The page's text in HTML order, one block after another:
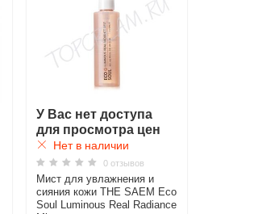
У Вас нет доступа
для просмотра цен
Нет в наличии
0 отзывов
Мист для увлажнения и
сияния кожи THE SAEM Eco
Soul Luminous Real Radiance